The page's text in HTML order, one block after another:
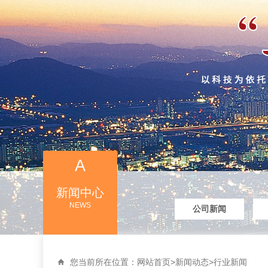
公司新闻
A
新闻中心
NEWS
您当前所在位置： 网站首页>新闻动态>行业新闻